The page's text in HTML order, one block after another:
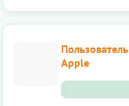
Пользователь
Apple